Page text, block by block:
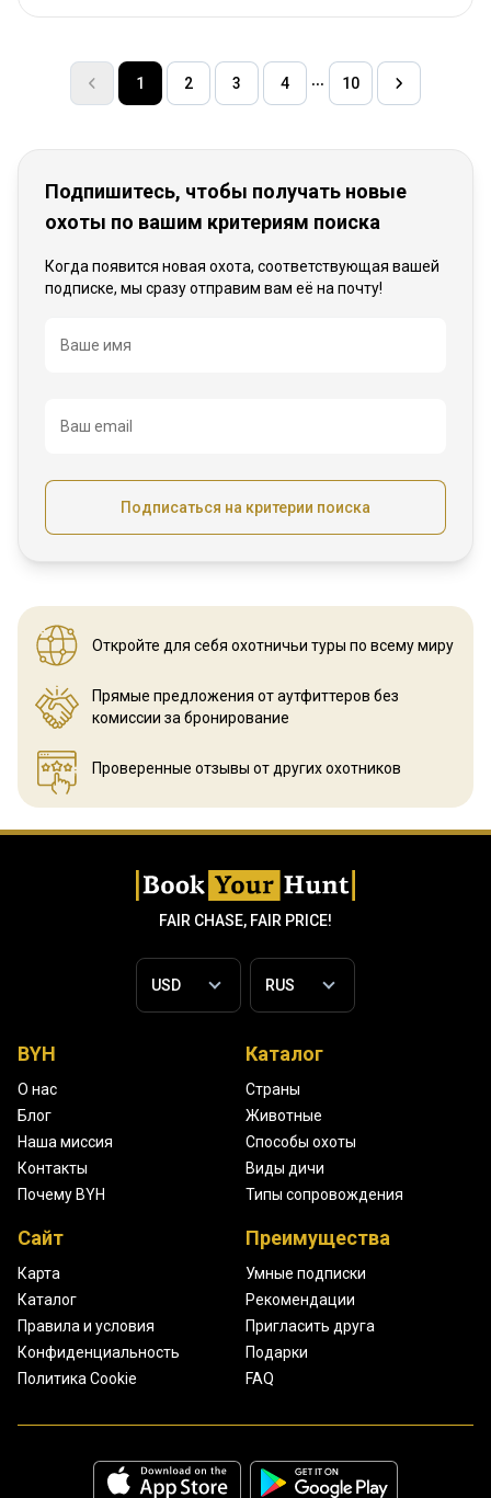
1 2 3 4 10
Подпишитесь, чтобы получать новые
охоты по вашим критериям поиска
Когда появится новая охота, соответствующая вашей
подписке, мы сразу отправим вам её на почту!
Название
Ваше имя
Ваш email
Подписаться на критерии поиска
Откройте для себя охотничьи туры по всему миру
Прямые предложения от аутфиттеров без
комиссии за бронирование
Проверенные отзывы от других охотников
FAIR CHASE, FAIR PRICE!
BYH
О нас
Блог
Наша миссия
Контакты
Почему BYH
Каталог
Страны
Животные
Способы охоты
Виды дичи
Типы сопровождения
Сайт
Карта
Каталог
Правила и условия
Конфиденциальность
Политика Cookie
Преимущества
Умные подписки
Рекомендации
Пригласить друга
Подарки
FAQ